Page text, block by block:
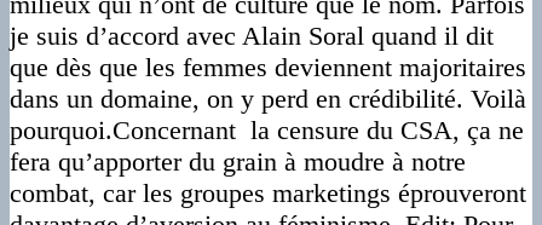
je suis d’accord avec Alain Soral quand il dit
que dès que les femmes deviennent majoritaires
dans un domaine, on y perd en crédibilité. Voilà
pourquoi.Concernant la censure du CSA, ça ne
fera qu’apporter du grain à moudre à notre
combat, car les groupes marketings éprouveront